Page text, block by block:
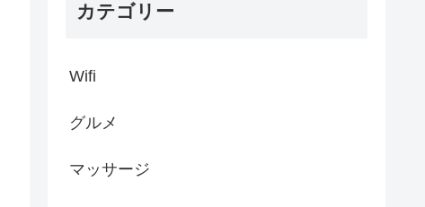
カテゴリー
Wifi
グルメ
マッサージ